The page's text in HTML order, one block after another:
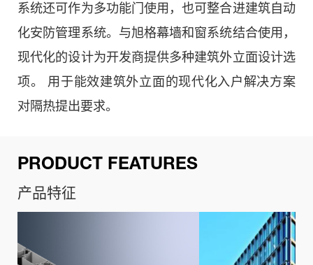
系统还可作为多功能门使用，也可整合进建筑自动
化安防管理系统。与旭格幕墙和窗系统结合使用，
现代化的设计为开发商提供多种建筑外立面设计选
项。 用于能效建筑外立面的现代化入户解决方案
对隔热提出要求。
PRODUCT FEATURES
产品特征